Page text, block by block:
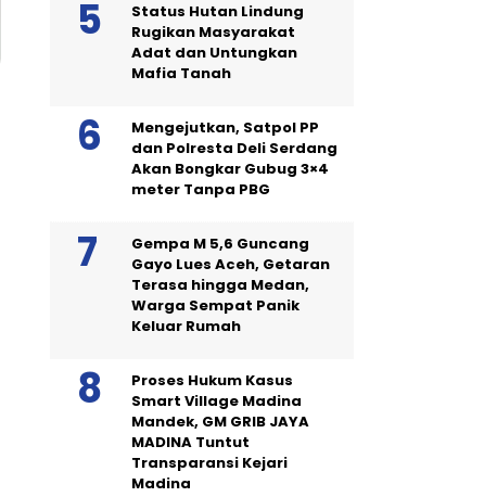
Status Hutan Lindung
Rugikan Masyarakat
Adat dan Untungkan
Mafia Tanah
Mengejutkan, Satpol PP
dan Polresta Deli Serdang
Akan Bongkar Gubug 3×4
meter Tanpa PBG
Gempa M 5,6 Guncang
Gayo Lues Aceh, Getaran
Terasa hingga Medan,
Warga Sempat Panik
Keluar Rumah
Proses Hukum Kasus
Smart Village Madina
Mandek, GM GRIB JAYA
MADINA Tuntut
Transparansi Kejari
Madina